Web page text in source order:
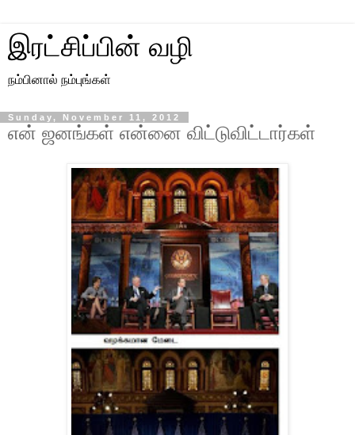
இரட்சிப்பின் வழி
நம்பினால் நம்புங்கள்
Sunday, November 11, 2012
என் ஜனங்கள் என்னை விட்டுவிட்டார்கள்